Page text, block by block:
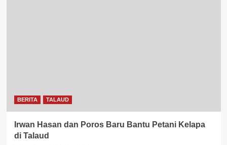
BERITA TALAUD
Irwan Hasan dan Poros Baru Bantu Petani Kelapa
di Talaud